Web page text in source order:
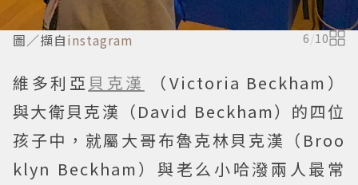
圖／擷自instagram 6/10
維多利亞 貝克漢
（Victoria Beckham）
與大衛貝克漢（David Beckham）的四位
孩子中，就屬大哥布魯克林貝克漢（Broo
klyn Beckham）與老么小哈潑兩人最常